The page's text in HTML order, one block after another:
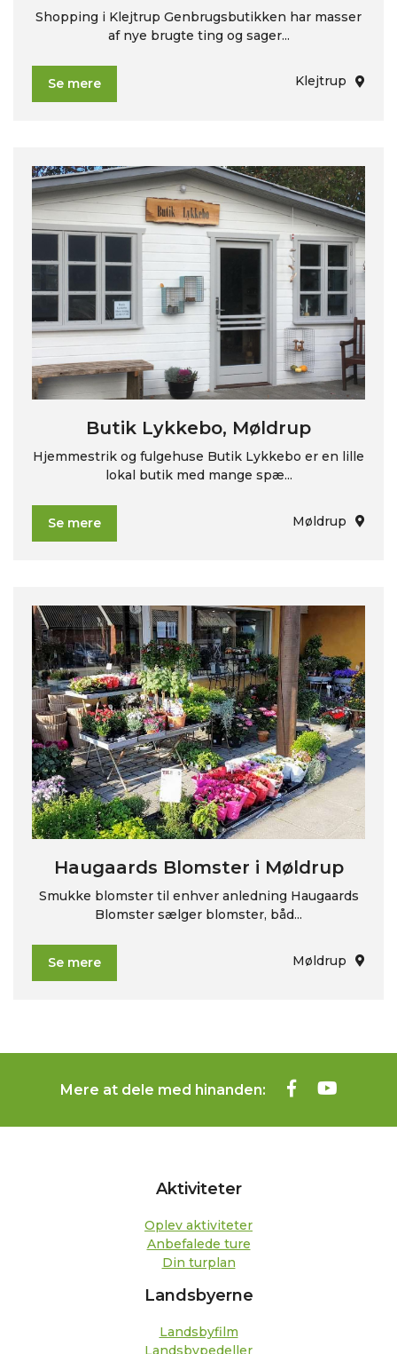
Shopping i Klejtrup Genbrugsbutikken har masser
af nye brugte ting og sager...
Se mere Klejtrup
Butik Lykkebo, Møldrup
Hjemmestrik og fulgehuse Butik Lykkebo er en lille
lokal butik med mange spæ...
Se mere Møldrup
Haugaards Blomster i Møldrup
Smukke blomster til enhver anledning Haugaards
Blomster sælger blomster, båd...
Se mere Møldrup
Mere at dele med hinanden:
Aktiviteter
Oplev aktiviteter
Anbefalede ture
Din turplan
Landsbyerne
Landsbyfilm
Landsbypedeller